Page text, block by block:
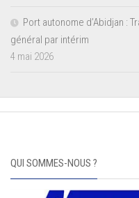
Port autonome d’Abidjan :
général par intérim
4 mai 2026
QUI SOMMES-NOUS ?